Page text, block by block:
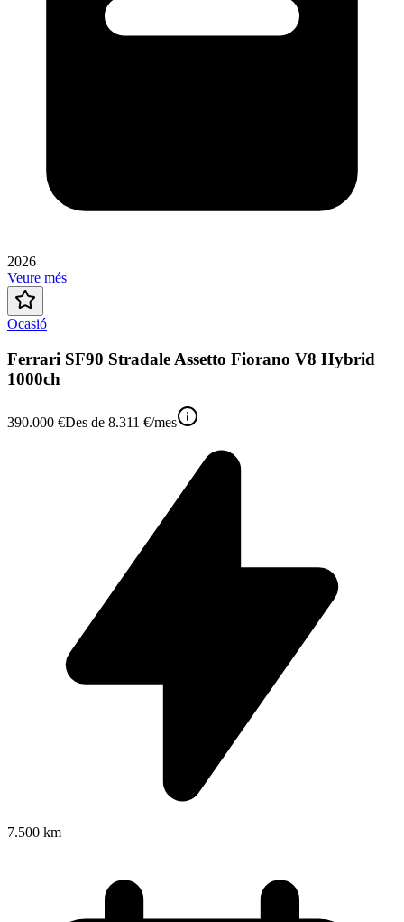
2026
Veure més
Ocasió
Ferrari SF90 Stradale Assetto Fiorano V8 Hybrid
1000ch
390.000 €Des de 8.311 €/mes
7.500 km